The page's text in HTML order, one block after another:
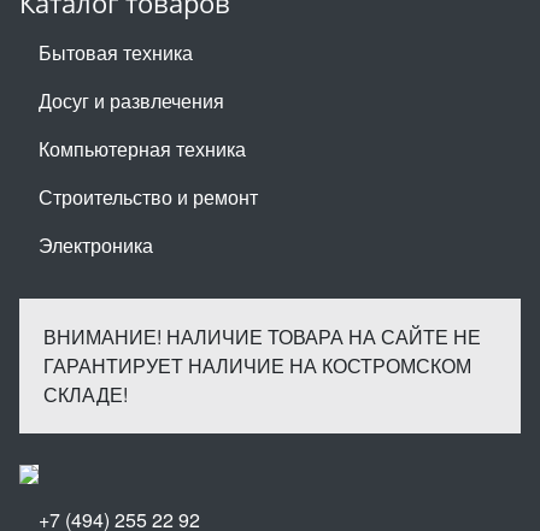
Бытовая техника
Досуг и развлечения
Компьютерная техника
Строительство и ремонт
Электроника
ВНИМАНИЕ! НАЛИЧИЕ ТОВАРА НА САЙТЕ НЕ
ГАРАНТИРУЕТ НАЛИЧИЕ НА КОСТРОМСКОМ
СКЛАДЕ!
+7 (494) 255 22 92